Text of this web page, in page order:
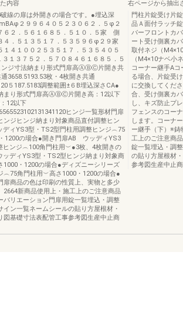
内容
線の扉は外開きの場合です。●埋込深
２９９６４０５２３０６２．５φ２
６２．５６１６８５．５１０．５家 側
４．５１３５１７．５３５９６φ２９家
１４１００２５３５１７．５３５４０５
１３７５２．５７０８４６１６８５．５
ンジ寸法納まり形式門扉高ⒶⒷⒸ片開き共
3658.5193.53枚・4枚開き共通
５187.5183調整範囲±６B埋込深さCA●
まり形式門扉高ⒶⒷⒸ片開き高：12以下
12以下
ヒンジ一覧形材門扉
ンジヒンジ納まり対象商品直付調整ヒン
ィYS3型・TS2型門柱用調整ヒンジ︵75
1200の場合●開き門扉AB ウッディYS3
ヒンジ︵100角門柱用︶●3枚、4枚開きの
ディYS3型・TS2型ヒンジ納まり対象商
1000・1200の場合●ディズニーシリーズ
︵75角門柱用︶高さ1000・1200の場合●
扉商品の色は印刷の性質上、実物と多少
2664新商品使用上・施工上のご注意商品
バリエーション門扉用錠一覧埋込・調整
イン一覧ネームシールの貼り方屋根材・
図基礎寸法表配管工事参考図生産中止商
右ページから抽出
門柱片錠受け片
品Ａ面付ラッチ
バーフロントカ
ート受け側裏カ
取付ネジ（
（M4×10ナベ小
コーナー継手A
る場合、片錠受
に交換してくだ
合、受け側裏カ
し、キズ防止プ
フェンスのコー
します。コーナ
ー継手（下）※鋳
工上のご注意商
錠一覧埋込・調
の貼り方屋根材
参考図生産中止